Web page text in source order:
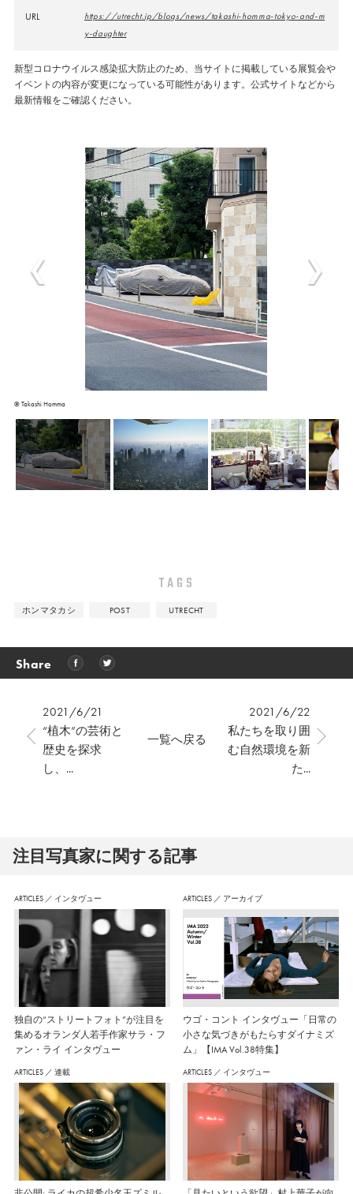
URL
https://utrecht.jp/blogs/news/takashi-homma-tokyo-and-m
y-daughter
新型コロナウイルス感染拡大防止のため、当サイトに掲載している展覧会や
イベントの内容が変更になっている可能性があります。公式サイトなどから
最新情報をご確認ください。
©︎ Takashi Homma
TAGS
ホンマタカシ POST UTRECHT
Share
2021/6/21
“植木”の芸術と
歴史を探求
し、...
2021/6/22
私たちを取り囲
む自然環境を新
た...
一覧へ戻る
注⽬写真家に関する記事
ARTICLES ／ インタヴュー
独自の“ストリートフォト”が注目を
集めるオランダ人若手作家サラ・フ
ァン・ライ インタヴュー
ARTICLES ／ アーカイブ
ウゴ・コント インタヴュー「日常の
小さな気づきがもたらすダイナミズ
ム」【IMA Vol.38特集】
ARTICLES ／ 連載 ARTICLES ／ インタヴュー